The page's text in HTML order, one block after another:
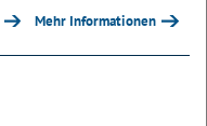
Mehr Informationen